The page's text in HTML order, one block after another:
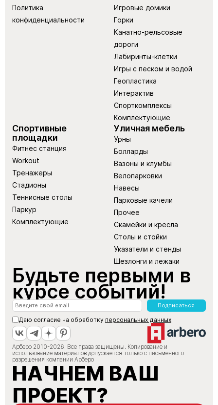
Политика
конфиденциальности
Игровые домики
Горки
Канатно-рельсовые
дороги
Лабиринты-клетки
Игры с песком и водой
Геопластика
Интерактив
Спорткомплексы
Комплектующие
Спортивные
площадки
Фитнес станция
Workout
Тренажеры
Стадионы
Теннисные столы
Паркур
Комплектующие
Уличная мебель
Урны
Болларды
Вазоны и клумбы
Велопарковки
Навесы
Парковые качели
Прочее
Скамейки и кресла
Столы и стойки
Указатели и стенды
Шезлонги и лежаки
Будьте первыми в
курсе событий!
Подписаться
Даю согласие на обработку персональных данных
Арберо 2010-2026. Все права защищены. Копирование и
использование материалов допускается только с письменного
разрешения компании Арберо
НАЧНЕМ ВАШ
ПРОЕКТ?